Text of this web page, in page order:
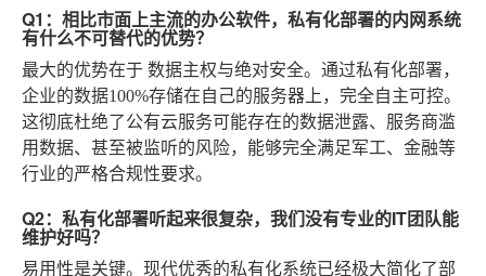
Q1：相比市面上主流的办公软件，私有化部署的内网系统
有什么不可替代的优势？
最大的优势在于 数据主权与绝对安全。通过私有化部署，
企业的数据100%存储在自己的服务器上，完全自主可控。
这彻底杜绝了公有云服务可能存在的数据泄露、服务商滥
用数据、甚至被监听的风险，能够完全满足军工、金融等
行业的严格合规性要求。
Q2：私有化部署听起来很复杂，我们没有专业的IT团队能
维护好吗？
易用性是关键。现代优秀的私有化系统已经极大简化了部